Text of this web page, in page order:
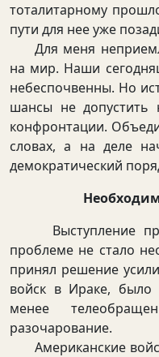
тоталитарному
пути для нее уже
Для меня
на мир. Наши
небеспочвенны. Но
шансы не допустить
конфронтации.
словах, а на деле
демократический
Выступление
проблеме не стало
принял решение
войск в Ираке, было
менее
разочарование.
Американские